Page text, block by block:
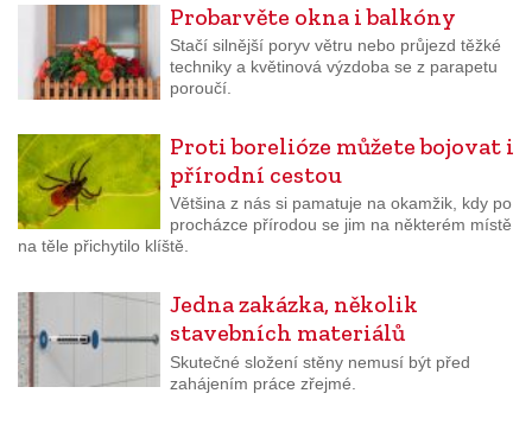
Probarvěte okna i balkóny
Stačí silnější poryv větru nebo průjezd těžké
techniky a květinová výzdoba se z parapetu
poroučí.
Proti borelióze můžete bojovat i
přírodní cestou
Většina z nás si pamatuje na okamžik, kdy po
procházce přírodou se jim na některém místě
na těle přichytilo klíště.
Jedna zakázka, několik
stavebních materiálů
Skutečné složení stěny nemusí být před
zahájením práce zřejmé.